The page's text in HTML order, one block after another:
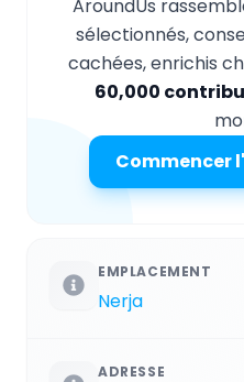
AroundUs
sélectionnés,
cachées, enrichis
60,000
Commencer
EMPLACEMENT
Nerja
ADRESSE